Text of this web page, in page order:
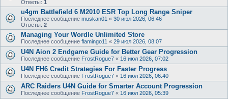
Ответы: 1
u4gm Battlefield 6 M2010 ESR Top Long Range Sniper
Последнее сообщение muskan01 « 30 июл 2026, 06:46
Ответы: 2
Managing Your Wordle Unlimited Store
Последнее сообщение flamingo11 « 29 июл 2026, 08:07
U4N Aion 2 Endgame Guide for Better Gear Progression
Последнее сообщение FrostRogue7 « 16 июл 2026, 07:02
U4N FH6 Credit Strategies For Faster Progress
Последнее сообщение FrostRogue7 « 16 июл 2026, 06:40
ARC Raiders U4N Guide for Smarter Account Progression
Последнее сообщение FrostRogue7 « 16 июл 2026, 05:39